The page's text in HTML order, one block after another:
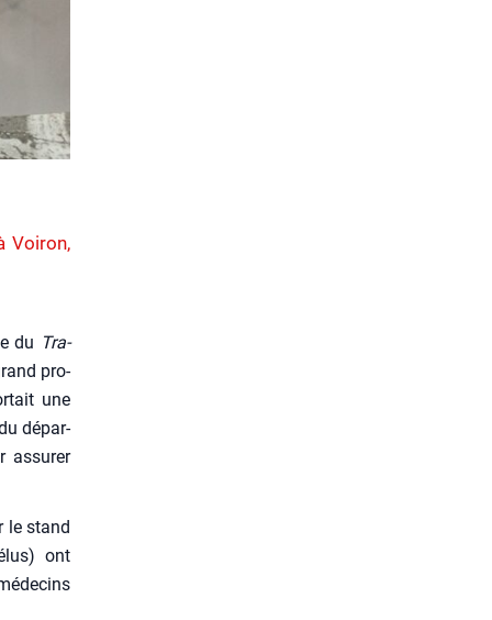
Voiron,
du Tra­
pro­
une
dépar­
assu­rer
le stand
ont